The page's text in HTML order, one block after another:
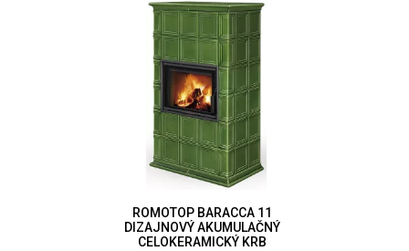
ROMOTOP BARACCA 11
DIZAJNOVÝ AKUMULAČNÝ
CELOKERAMICKÝ KRB